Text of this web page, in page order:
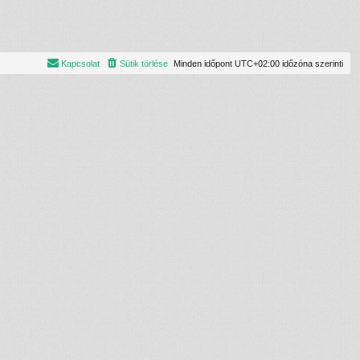
Minden időpont UTC+02:00 időzóna szerinti
Sütik törlése
Kapcsolat